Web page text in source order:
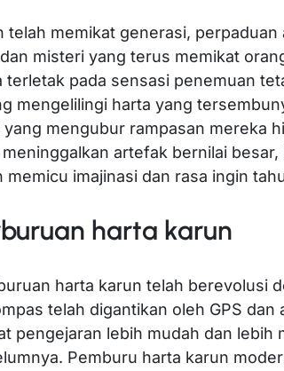
telah memikat generasi, perpaduan
misteri yang terus memikat
terletak pada sensasi penemuan
mengelilingi harta yang
mengubur rampasan mereka
artefak bernilai besar,
imajinasi dan rasa ingin
harta karun
harta karun telah berevolusi
telah digantikan oleh GPS dan
pengejaran lebih mudah dan lebih
Pemburu harta karun